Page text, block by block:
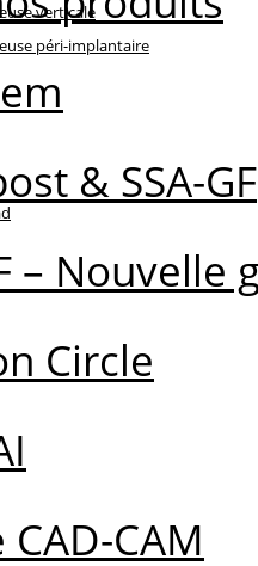
verticale
péri-implantaire
& SSA-GF
– Nouvelle
Circle
CAM